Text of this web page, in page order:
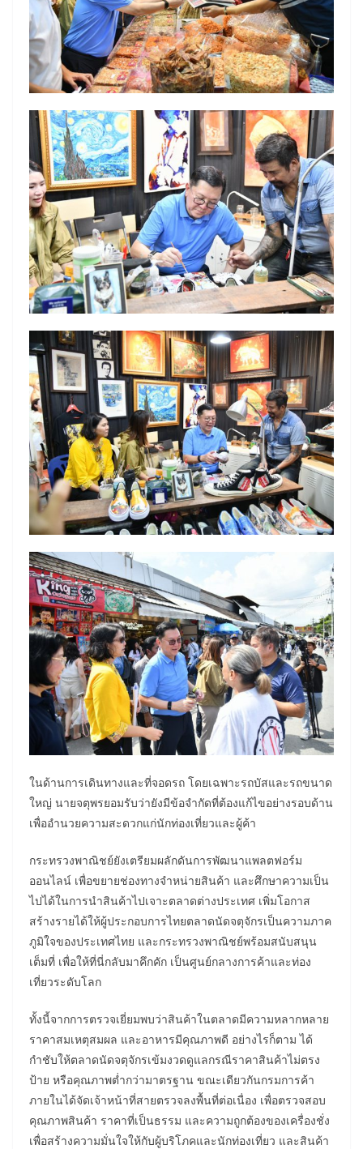
ในด้านการเดินทางและที่จอดรถ โดยเฉพาะรถบัสและรถขนาด
ใหญ่ นายจตุพรยอมรับว่ายังมีข้อจำกัดที่ต้องแก้ไขอย่างรอบด้าน
เพื่ออำนวยความสะดวกแก่นักท่องเที่ยวและผู้ค้า
กระทรวงพาณิชย์ยังเตรียมผลักดันการพัฒนาแพลตฟอร์ม
ออนไลน์ เพื่อขยายช่องทางจำหน่ายสินค้า และศึกษาความเป็น
ไปได้ในการนำสินค้าไปเจาะตลาดต่างประเทศ เพิ่มโอกาส
สร้างรายได้ให้ผู้ประกอบการไทยตลาดนัดจตุจักรเป็นความภาค
ภูมิใจของประเทศไทย และกระทรวงพาณิชย์พร้อมสนับสนุน
เต็มที่ เพื่อให้ที่นี่กลับมาคึกคัก เป็นศูนย์กลางการค้าและท่อง
เที่ยวระดับโลก
ทั้งนี้จากการตรวจเยี่ยมพบว่าสินค้าในตลาดมีความหลากหลาย
ราคาสมเหตุสมผล และอาหารมีคุณภาพดี อย่างไรก็ตาม ได้
กำชับให้ตลาดนัดจตุจักรเข้มงวดดูแลกรณีราคาสินค้าไม่ตรง
ป้าย หรือคุณภาพต่ำกว่ามาตรฐาน ขณะเดียวกันกรมการค้า
ภายในได้จัดเจ้าหน้าที่สายตรวจลงพื้นที่ต่อเนื่อง เพื่อตรวจสอบ
คุณภาพสินค้า ราคาที่เป็นธรรม และความถูกต้องของเครื่องชั่ง
เพื่อสร้างความมั่นใจให้กับผู้บริโภคและนักท่องเที่ยว และสินค้า